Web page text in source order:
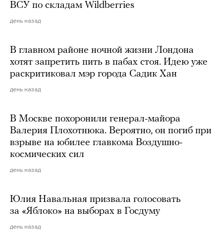
ВСУ по складам Wildberries
день назад
В главном районе ночной жизни Лондона
хотят запретить пить в пабах стоя. Идею уже
раскритиковал мэр города Садик Хан
день назад
В Москве похоронили генерал-майора
Валерия Плохотнюка. Вероятно, он погиб при
взрыве на юбилее главкома Воздушно-
космических сил
день назад
Юлия Навальная призвала голосовать
за «Яблоко» на выборах в Госдуму
день назад